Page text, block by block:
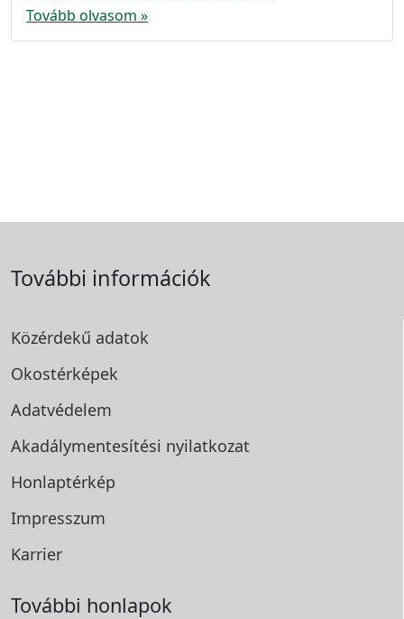
Tovább olvasom »
További információk
Közérdekű adatok
Okostérképek
Adatvédelem
Akadálymentesítési nyilatkozat
Honlaptérkép
Impresszum
Karrier
További honlapok